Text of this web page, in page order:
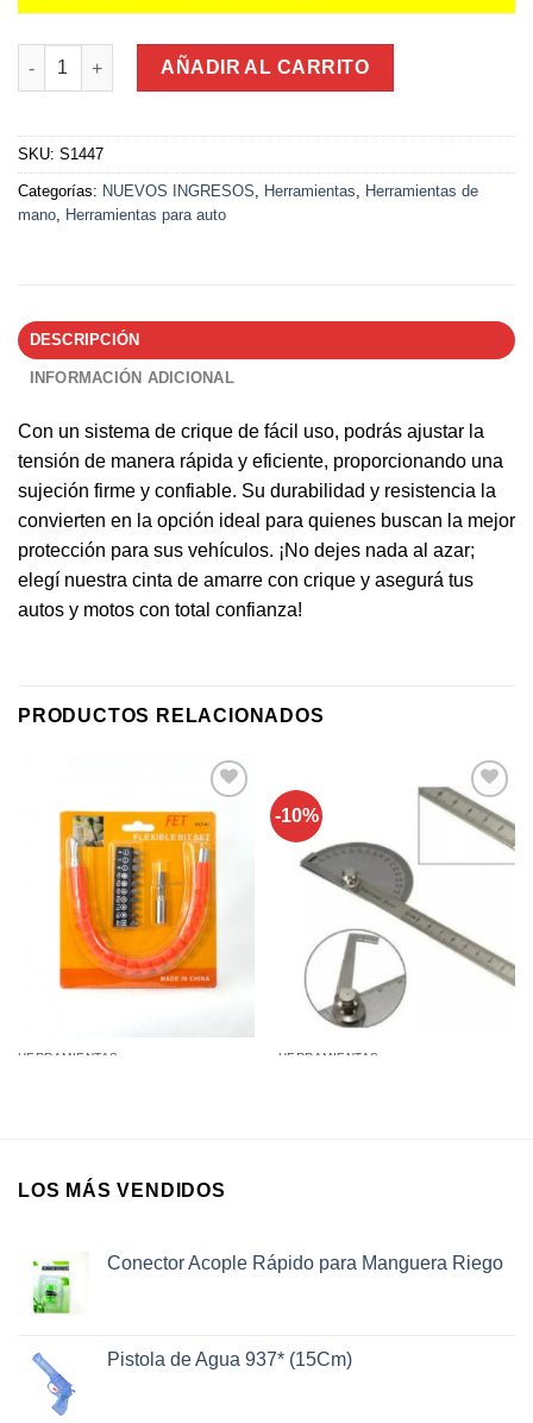
Ajusta Carga Resiste 3 Toneladas - 50Mm x 3,6Mts cantidad
AÑADIR AL CARRITO
SKU: S1447
Categorías: NUEVOS INGRESOS Herramientas
Herramientas de
mano
Herramientas para auto
DESCRIPCIÓN
INFORMACIÓN ADICIONAL
Con un sistema de crique de fácil uso, podrás ajustar la
tensión de manera rápida y eficiente, proporcionando una
sujeción firme y confiable. Su durabilidad y resistencia la
convierten en la opción ideal para quienes buscan la mejor
protección para sus vehículos. ¡No dejes nada al azar;
elegí nuestra cinta de amarre con crique y asegurá tus
autos y motos con total confianza!
PRODUCTOS RELACIONADOS
Añadir a
favoritos
HERRAMIENTAS
-10%
HERRAMIENTAS
LOS MÁS VENDIDOS
Conector Acople Rápido para Manguera Riego
Pistola de Agua 937* (15Cm)